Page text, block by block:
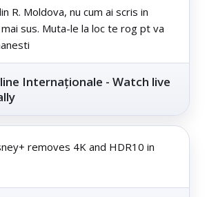
R. Moldova, nu cum ai scris in
sus. Muta-le la loc te rog pt va
Internaționale - Watch live
removes 4K and HDR10 in